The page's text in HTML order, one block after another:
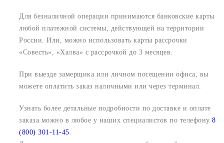
Для безналичной операции принимаются банковские карты
любой платежной системы, действующей на территории
России. Или, можно использовать карты рассрочки
«Совесть», «Халва» с рассрочкой до 3 месяцев.
При выезде замерщика или личном посещении офиса, вы
можете оплатить заказ наличными или через терминал.
Узнать более детальные подробности по доставке и оплате
заказа можно в любое у наших специалистов по телефону 8
(800) 301-11-45